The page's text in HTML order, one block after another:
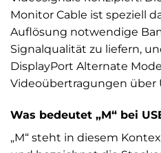
Monitor Cable ist speziell
Auflösung notwendige
Signalqualität zu liefern,
DisplayPort Alternate
Videoübertragungen über
Was bedeutet „M“ bei
„M“ steht in diesem